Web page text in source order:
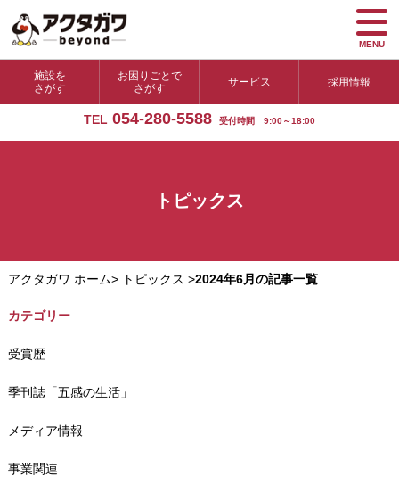
施設を
さがす
お困りごとで
さがす
サービス 採用情報
TEL 054-280-5588 受付時間 9:00～18:00
MENU
トピックス
アクタガワ ホーム> トピックス >2024年6月の記事一覧
カテゴリー
受賞歴
季刊誌「五感の生活」
メディア情報
事業関連